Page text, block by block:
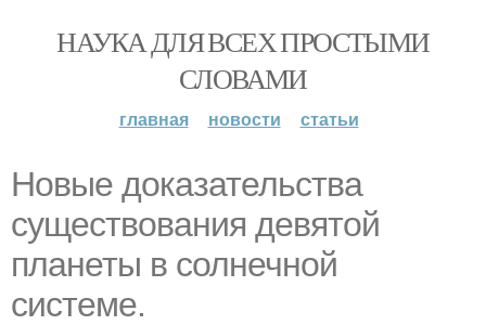
НАУКА ДЛЯ ВСЕХ ПРОСТЫМИ
СЛОВАМИ
главная новости статьи
Новые доказательства
существования девятой
планеты в солнечной
системе.